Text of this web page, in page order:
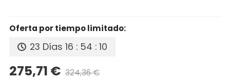
Oferta por tiempo limitado:
23 Días 16 : 54 : 09
275,71 € 324,36 €